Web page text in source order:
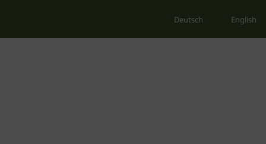
Deutsch English